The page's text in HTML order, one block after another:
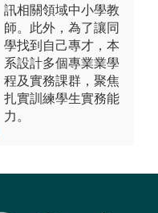
訊相關領域中小學教
師。此外，為了讓同
學找到自己專才，本
系設計多個專業業學
程及實務課群，聚焦
扎實訓練學生實務能
力。